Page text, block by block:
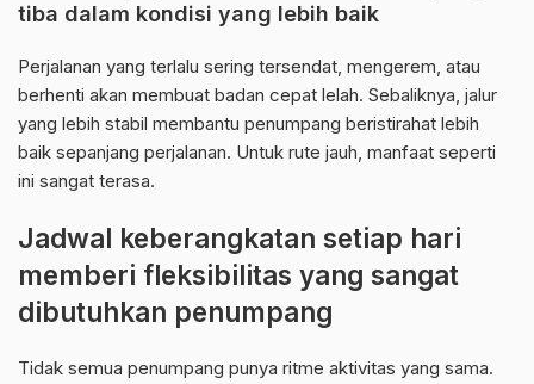
tiba dalam kondisi yang lebih baik
Perjalanan yang terlalu sering tersendat, mengerem, atau
berhenti akan membuat badan cepat lelah. Sebaliknya, jalur
yang lebih stabil membantu penumpang beristirahat lebih
baik sepanjang perjalanan. Untuk rute jauh, manfaat seperti
ini sangat terasa.
Jadwal keberangkatan setiap hari
memberi fleksibilitas yang sangat
dibutuhkan penumpang
Tidak semua penumpang punya ritme aktivitas yang sama.